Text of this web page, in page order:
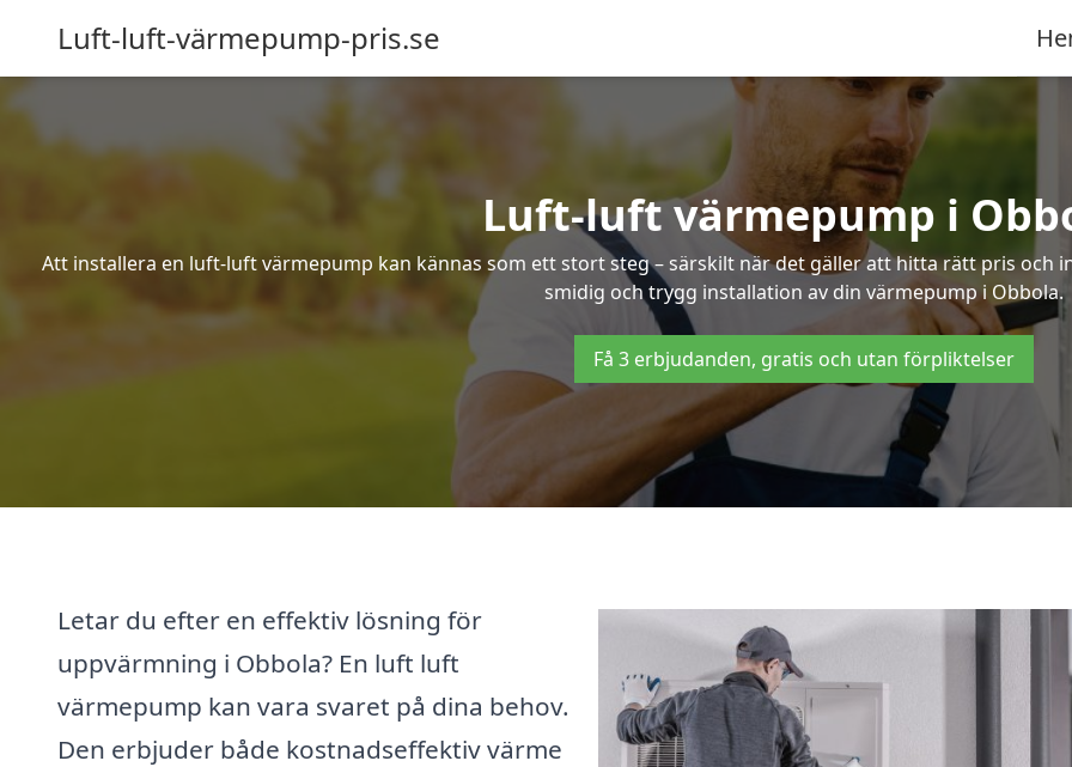
Luft-luft-värmepump-pris.se
Luft-luft värmepump i
Att installera en luft-luft värmepump kan kännas som ett stort steg – särskilt när det gäller att hitta rätt pris och
smidig och trygg installation av din värmepump i Obbola.
Få 3 erbjudanden, gratis och utan förpliktelser
Letar du efter en effektiv lösning för
uppvärmning i Obbola? En luft luft
värmepump kan vara svaret på dina behov.
Den erbjuder både kostnadseffektiv värme